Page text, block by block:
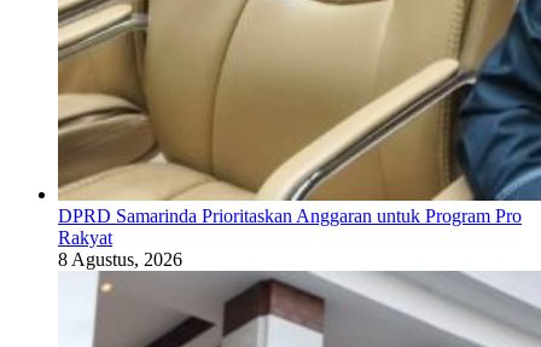
DPRD Samarinda Prioritaskan Anggaran untuk Program Pro
Rakyat
8 Agustus, 2026